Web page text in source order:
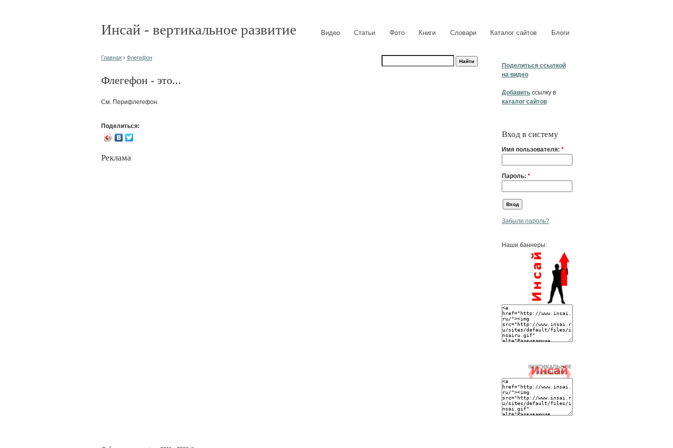
Инсай - вертикальное развитие Видео Статьи Фото Книги Словари Каталог сайтов Блоги
Поделиться ссылкой
на видео
Добавить ссылку в
каталог сайтов
Вход в систему
Имя пользователя: *
Пароль: *
Забыли пароль?
Наши баннеры:
Главная › Флегефон
Флегефон - это...
См. Перифлегефон.
Поделиться:
Реклама